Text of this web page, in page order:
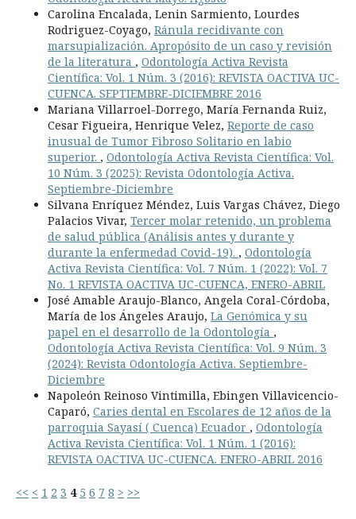
Carolina Encalada, Lenin Sarmiento, Lourdes
Rodriguez-Coyago, Ránula recidivante con
marsupialización. Apropósito de un caso y revisión
de la literatura , Odontología Activa Revista
Científica: Vol. 1 Núm. 3 (2016): REVISTA OACTIVA UC-
CUENCA. SEPTIEMBRE-DICIEMBRE 2016
Mariana Villarroel-Dorrego, María Fernanda Ruiz,
Cesar Figueira, Henrique Velez, Reporte de caso
inusual de Tumor Fibroso Solitario en labio
superior. , Odontología Activa Revista Científica: Vol.
10 Núm. 3 (2025): Revista Odontología Activa.
Septiembre-Diciembre
Silvana Enríquez Méndez, Luis Vargas Chávez, Diego
Palacios Vivar, Tercer molar retenido, un problema
de salud pública (Análisis antes y durante y
durante la enfermedad Covid-19). , Odontología
Activa Revista Científica: Vol. 7 Núm. 1 (2022): Vol. 7
No. 1 REVISTA OACTIVA UC-CUENCA, ENERO-ABRIL
José Amable Araujo-Blanco, Angela Coral-Córdoba,
María de los Ángeles Araujo, La Genómica y su
papel en el desarrollo de la Odontología ,
Odontología Activa Revista Científica: Vol. 9 Núm. 3
(2024): Revista Odontología Activa. Septiembre-
Diciembre
Napoleón Reinoso Vintimilla, Ebingen Villavicencio-
Caparó, Caries dental en Escolares de 12 años de la
parroquia Sayasí ( Cuenca) Ecuador , Odontología
Activa Revista Científica: Vol. 1 Núm. 1 (2016):
REVISTA OACTIVA UC-CUENCA. ENERO-ABRIL 2016
<< < 1 2 3 4 5 6 7 8 > >>